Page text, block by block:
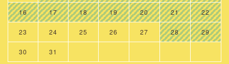
16 17 18 19 20 21 22
23 24 25 26 27 28 29
30 31